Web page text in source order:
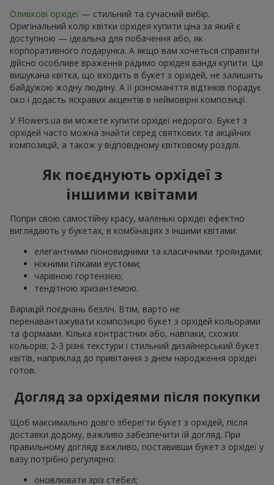
Оливкові орхідеї — стильний та сучасний вибір.
Оригінальний колір квітки орхідея купити ціна за який є
доступною — ідеальна для побачення або, як
корпоративного подарунка. А якщо вам хочеться справити
дійсно особливе враження радимо орхідея ванда купити. Ця
вишукана квітка, що входить в букет з орхідей, не залишить
байдужою жодну людину. А її різноманіття відтінків порадує
око і додасть яскравих акцентів в неймовірні композиції.
У Flowers.ua ви можете купити орхідеї недорого. Букет з
орхідей часто можна знайти серед святкових та акційних
композицій, а також у відповідному квітковому розділі.
Як поєднують орхідеї з
іншими квітами
Попри свою самостійну красу, маленькі орхідеї ефектно
виглядають у букетах, в комбінаціях з іншими квітами:
елегантними піоновидними та класичними трояндами;
ніжними гілками еустоми;
чарівною гортензією;
тендітною хризантемою.
Варіацій поєднань безліч. Втім, варто не
перенавантажувати композицію букет з орхідей кольорами
та формами. Кілька контрастних або, навпаки, схожих
кольорів; 2-3 різні текстури і стильний дизайнерський букет
квітів, наприклад до привітання з днем народження орхідеї
готов.
Догляд за орхідеями після покупки
Щоб максимально довго зберегти букет з орхідей, після
доставки додому, важливо забезпечити їй догляд. При
правильному догляді важливо, поставивши букет з орхідеї у
вазу потрібно регулярно:
оновлювати зріз стебел;